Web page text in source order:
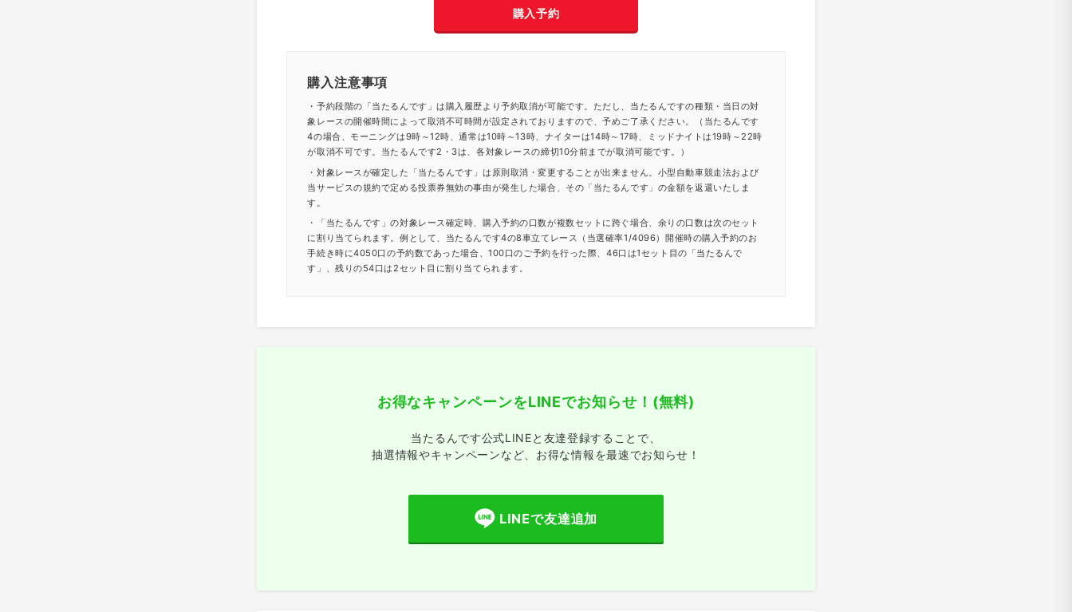
購入予約
購入注意事項
・予約段階の「当たるんです」は購入履歴より予約取消が可能です。ただし、当たるんですの種類・当日の対
象レースの開催時間によって取消不可時間が設定されておりますので、予めご了承ください。（当たるんです
4の場合、モーニングは9時～12時、通常は10時～13時、ナイターは14時～17時、ミッドナイトは19時～22時
が取消不可です。当たるんです2・3は、各対象レースの締切10分前までが取消可能です。）
・対象レースが確定した「当たるんです」は原則取消・変更することが出来ません。小型自動車競走法および
当サービスの規約で定める投票券無効の事由が発生した場合、その「当たるんです」の金額を返還いたしま
す。
・「当たるんです」の対象レース確定時、購入予約の口数が複数セットに跨ぐ場合、余りの口数は次のセット
に割り当てられます。例として、当たるんです4の8車立てレース（当選確率1/4096）開催時の購入予約のお
手続き時に4050口の予約数であった場合、100口のご予約を行った際、46口は1セット目の「当たるんで
す」、残りの54口は2セット目に割り当てられます。
お得なキャンペーンをLINEでお知らせ！ (無料)
当たるんです公式LINEと友達登録することで、
抽選情報やキャンペーンなど、 お得な情報を最速でお知らせ！
LINEで友達追加